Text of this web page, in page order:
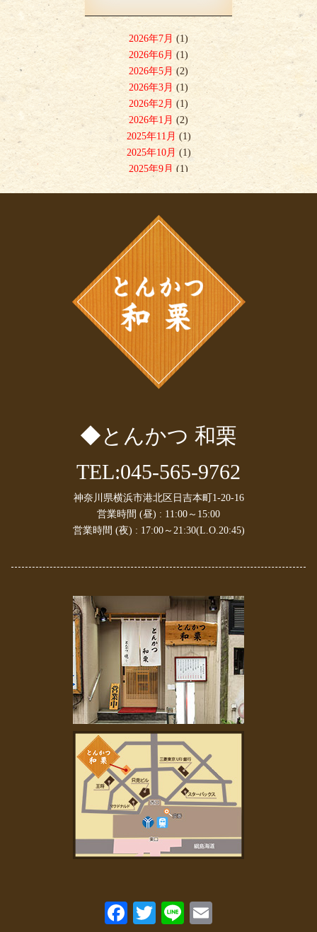
2026年7月 (1)
2026年6月 (1)
2026年5月 (2)
2026年3月 (1)
2026年2月 (1)
2026年1月 (2)
2025年11月 (1)
2025年10月 (1)
2025年9月 (1)
2025年8月
2025年6月
2025年5月(1)
2025年4月
(2)
2025年1月 (2)
2024年12月
2024年11月(1)
2024年10月(1)
2024年8月
(1)
2024年7月
2024年4月(2)
2024年3月
(1)
2023年10月(2)
2023年9月(1)
2023年8月 (1)
2023年7月 (1)
2023年1月(1)
2022年11月(2)
2022年10月(1)
2022年7月 (1)
2022年6月 (1)
2022年5月(1)
2022年4月(1)
2022年3月(2)
2022年2月(2)
2022年1月(4)
2021年11月(2)
2021年9月 (2)
2021年8月(3)
2021年7月(3)
2021年6月(1)
2021年5月(1)
2021年2月(1)
2021年1月(2)
◆とんかつ 和栗
TEL:045-565-9762
神奈川県横浜市港北区日吉本町1-20-16
営業時間 (昼) : 11:00～15:00
営業時間 (夜) : 17:00～21:30(L.O.20:45)
Fa T
Li